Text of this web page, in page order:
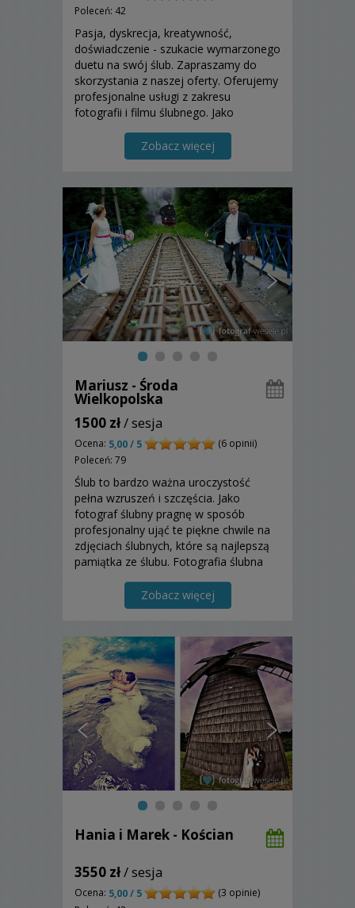
Poleceń: 42
Pasja, dyskrecja, kreatywność,
doświadczenie - szukacie wymarzonego
duetu na swój ślub. Zapraszamy do
skorzystania z naszej oferty. Oferujemy
profesjonalne usługi z zakresu
fotografii i filmu ślubnego. Jako
ukazując damsko-męski punkt widzenia
w Waszym reportażu. Dron i fotobudka
Zobacz więcej
Mariusz - Środa
Wielkopolska
1500 zł/ sesja
Ocena: 5,00 / 5
(6 opinii)
Poleceń: 79
Ślub to bardzo ważna uroczystość
pełna wzruszeń i szczęścia. Jako
fotograf ślubny pragnę w sposób
profesjonalny ująć te piękne chwile na
zdjęciach ślubnych, które są najlepszą
pamiątka ze ślubu. Fotografia ślubna
są zawsze uśmiechnięci i szczęśliwi.
Zobacz więcej
Hania i Marek - Kościan
3550 zł/ sesja
Ocena: 5,00 / 5
(3 opinie)